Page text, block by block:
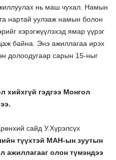
нь маш чухал. Намын
нартай уулзаж намын болон
хэрэгжүүлэхэд ямар үүрэг
байна. Энэ ажиллагаа ирэх
долоодугаар сарын 15-ныг
хийхгүй гэдгээ Монгол
сайд У.Хүрэлсүх
түүхтэй МАН-ын зуутын
ажиллагааг олон түмэндээ